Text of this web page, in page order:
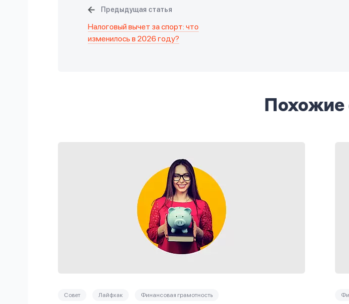
Предыдущая статья
Налоговый вычет за спорт: что
изменилось в 2026 году?
Похожие
Совет Лайфхак Финансовая грамотность